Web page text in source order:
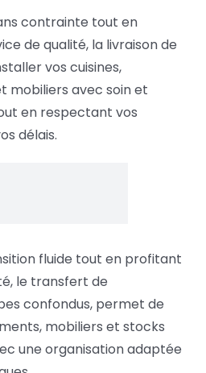
contrainte tout en
de qualité, la livraison de
vos cuisines,
mobiliers avec soin et
en respectant vos
délais.
fluide tout en profitant
le transfert de
confondus, permet de
mobiliers et stocks
une organisation adaptée